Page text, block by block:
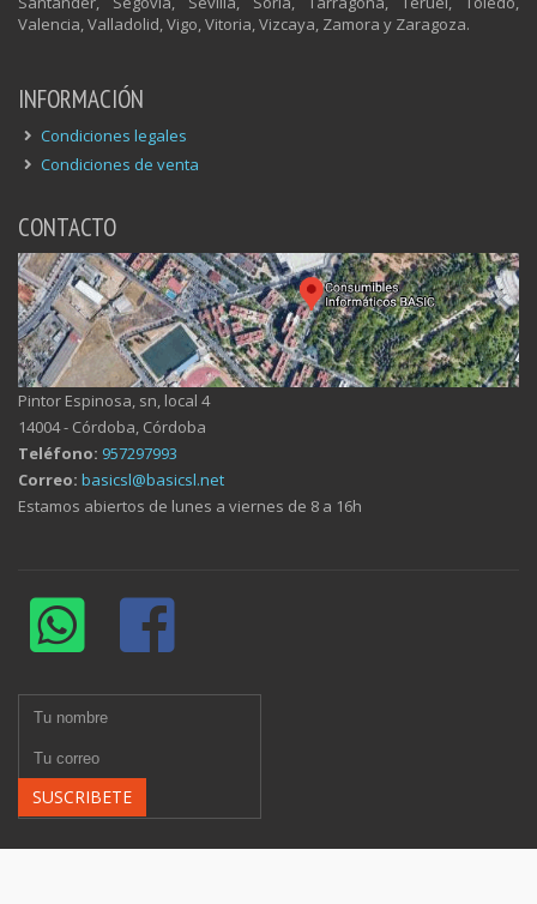
Valencia, Valladolid, Vigo, Vitoria, Vizcaya, Zamora y Zaragoza.
INFORMACIÓN
Condiciones legales
Condiciones de venta
CONTACTO
Pintor Espinosa, sn, local 4
14004 - Córdoba, Córdoba
Teléfono: 957297993
Correo: basicsl@basicsl.net
Estamos abiertos de lunes a viernes de 8 a 16h
SUSCRIBETE